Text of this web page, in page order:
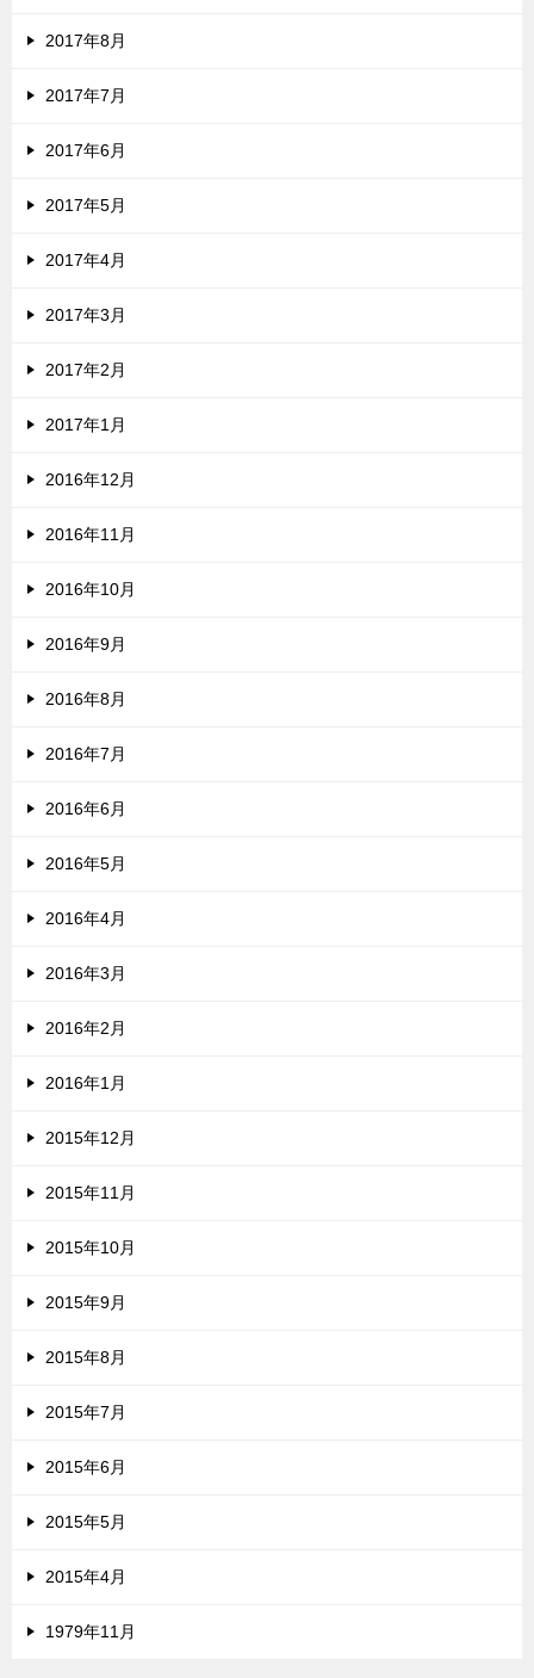
2017年8月
2017年7月
2017年6月
2017年5月
2017年4月
2017年3月
2017年2月
2017年1月
2016年12月
2016年11月
2016年10月
2016年9月
2016年8月
2016年7月
2016年6月
2016年5月
2016年4月
2016年3月
2016年2月
2016年1月
2015年12月
2015年11月
2015年10月
2015年9月
2015年8月
2015年7月
2015年6月
2015年5月
2015年4月
1979年11月